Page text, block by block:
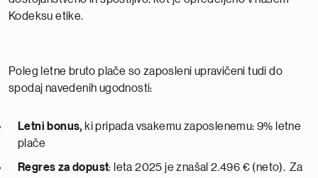
Kodeksu etike.
Poleg letne bruto plače so zaposleni upravičeni tudi do
spodaj navedenih ugodnosti:
Letni bonus, ki pripada vsakemu zaposlenemu: 9% letne
plače
Regres za dopust: leta 2025 je znašal 2.496 € (neto). Za